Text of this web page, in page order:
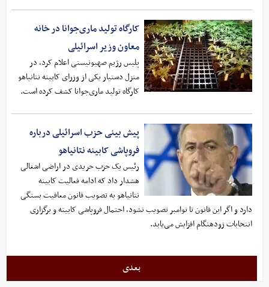
کارگاه تولید ماری‌جوانا در خانه
معاون وزیر اسرائیلی
پلیس رژیم صهیونیستی اعلام کرد، در
منزل دستیار یکی از وزرای کابینه نتانیاهو
کارگاه تولید ماری‌جوانا کشف کرده است.
پیش بینی حزب اسرائیلی درباره
فروپاشی کابینه نتانیاهو
رئیس یک حزب حریدی در اراضی اشغالی
هشدار داد که ادامه فعالیت کابینه
نتانیاهو به تصویب قانون معافیت بستگی
دارد و اگر این قانون تا نوامبر تصویب نشود، احتمال فروپاشی کابینه و برگزاری
انتخابات زودهنگام افزایش می‌یابد.
بعدی